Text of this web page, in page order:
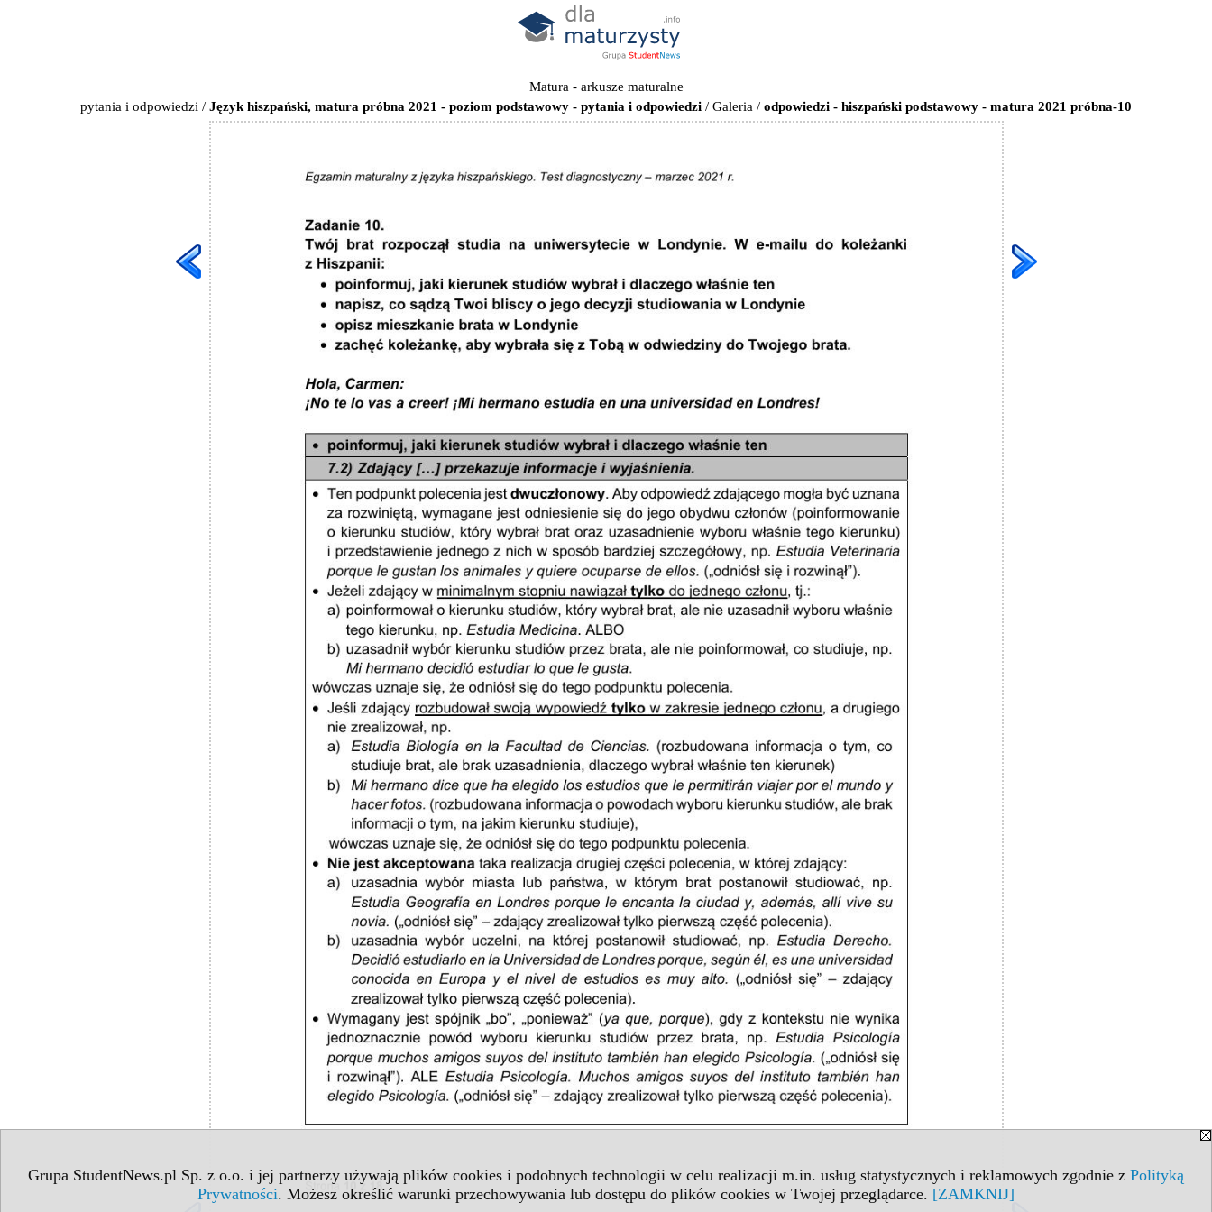
Grupa StudentNews.pl Sp. z o.o. i jej partnerzy używają plików cookies i podobnych technologii w celu realizacji m.in. usług statystycznych i reklamowych zgodnie z Polityką
Prywatności. Możesz określić warunki przechowywania lub dostępu do plików cookies w Twojej przeglądarce. [ZAMKNIJ]
Matura - arkusze maturalne
pytania i odpowiedzi / Język hiszpański, matura próbna 2021 - poziom podstawowy - pytania i odpowiedzi / Galeria / odpowiedzi - hiszpański podstawowy - matura 2021 próbna-10